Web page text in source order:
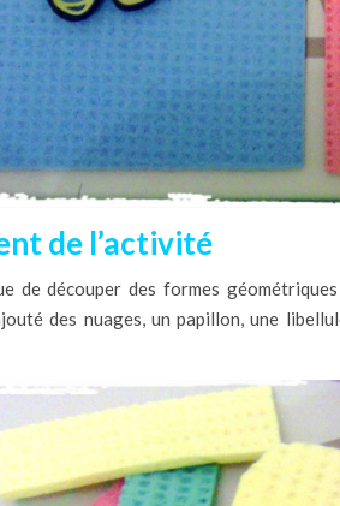
de l’activité
de découper des formes
des nuages, un papillon, une